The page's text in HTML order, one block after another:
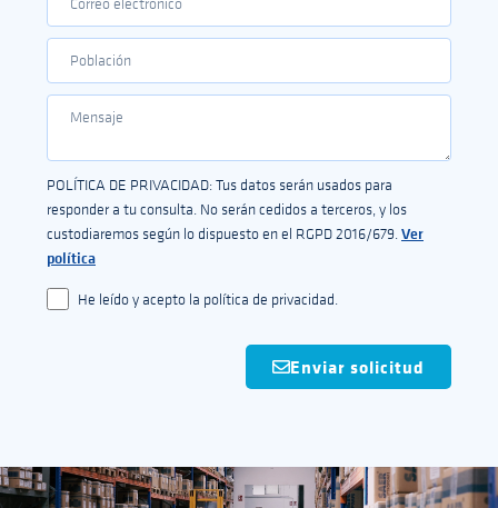
POLÍTICA DE PRIVACIDAD: Tus datos serán usados para
responder a tu consulta. No serán cedidos a terceros, y los
custodiaremos según lo dispuesto en el RGPD 2016/679.Ver
política
He leído y acepto la política de privacidad.
Enviar solicitud